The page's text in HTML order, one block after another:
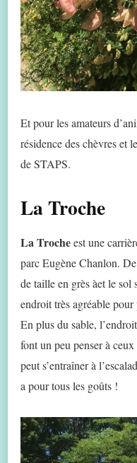
Et pour les amateurs
résidence des chèvres et
de STAPS.
La Troche
La Trocheest une
parc Eugène Chanlon.
de taille en grès àet le sol
endroit très agréable
En plus du sable,
font un peu penser à
peut s’entraîner à
a pour tous les goûts !